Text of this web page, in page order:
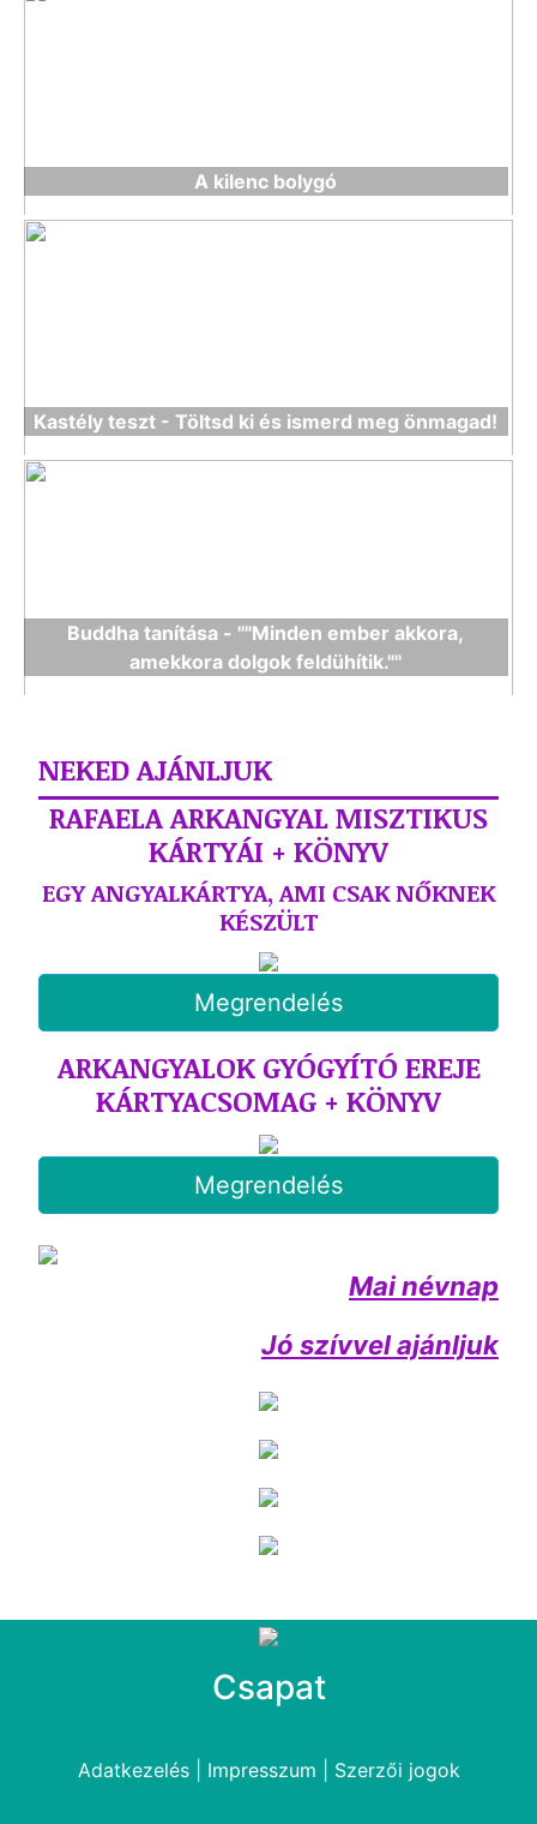
A kilenc bolygó
Kastély teszt - Töltsd ki és ismerd meg önmagad!
Buddha tanítása - ""Minden ember akkora,
amekkora dolgok feldühítik.""
NEKED AJÁNLJUK
RAFAELA ARKANGYAL MISZTIKUS
KÁRTYÁI + KÖNYV
EGY ANGYALKÁRTYA, AMI CSAK NŐKNEK
KÉSZÜLT
Megrendelés
ARKANGYALOK GYÓGYÍTÓ EREJE
KÁRTYACSOMAG + KÖNYV
Megrendelés
Mai névnap
Jó szívvel ajánljuk
Csapat
Adatkezelés| Impresszum Szerzői jogok